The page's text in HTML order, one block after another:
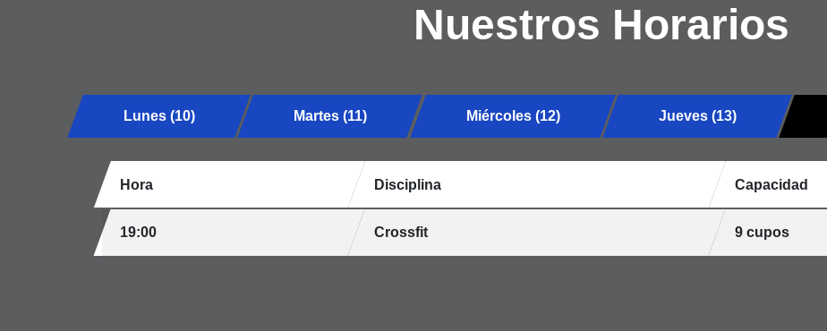
Nuestros Horarios
Lunes (10) Martes (11) Miércoles (12) Jueves (13)
Hora Disciplina Capacidad
19:00 Crossfit 9 cupos